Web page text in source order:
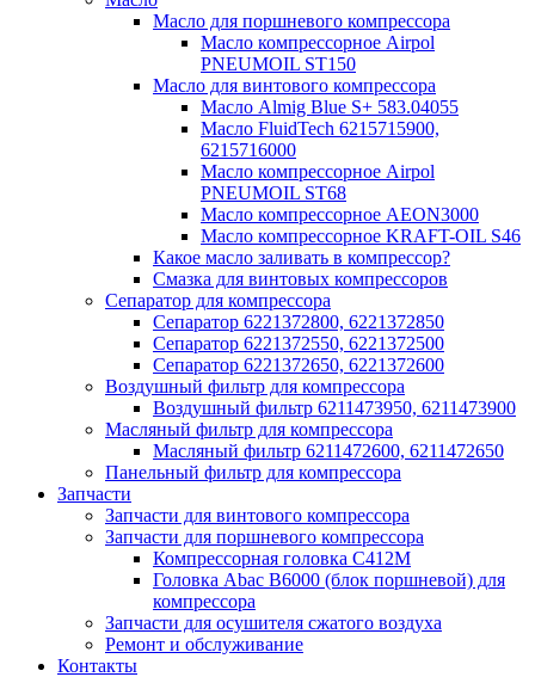
Масло для поршневого компрессора
Масло компрессорное Airpol
PNEUMOIL ST150
Масло для винтового компрессора
Масло Almig Blue S+ 583.04055
Масло FluidTech 6215715900,
6215716000
Масло компрессорное Airpol
PNEUMOIL ST68
Масло компрессорное AEON3000
Масло компрессорное KRAFT-OIL S46
Какое масло заливать в компрессор?
Смазка для винтовых компрессоров
Сепаратор для компрессора
Сепаратор 6221372800, 6221372850
Сепаратор 6221372550, 6221372500
Сепаратор 6221372650, 6221372600
Воздушный фильтр для компрессора
Воздушный фильтр 6211473950, 6211473900
Масляный фильтр для компрессора
Масляный фильтр 6211472600, 6211472650
Панельный фильтр для компрессора
Запчасти
Запчасти для винтового компрессора
Запчасти для поршневого компрессора
Компрессорная головка С412М
Головка Abac B6000 (блок поршневой) для
компрессора
Запчасти для осушителя сжатого воздуха
Ремонт и обслуживание
Контакты